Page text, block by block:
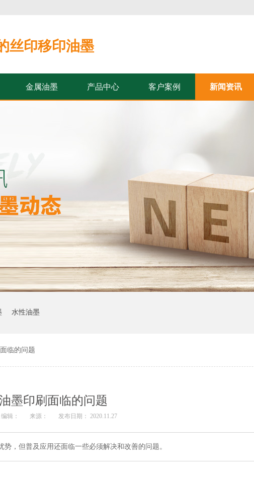
丝印移印油墨
金属油墨 产品中心 客户案例 新闻资讯
水性油墨
临的问题
墨印刷面临的问题
编辑： 来源： 发布日期： 2020.11.27
，但普及应用还面临一些必须解决和改善的问题。